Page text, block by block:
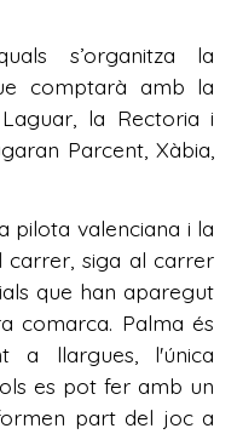
s’organitza la
comptarà amb la
la Rectoria i
Parcent, Xàbia,
pilota valenciana i la
carrer, siga al carrer
que han aparegut
comarca. Palma és
a llargues, l'única
es pot fer amb un
part del joc a